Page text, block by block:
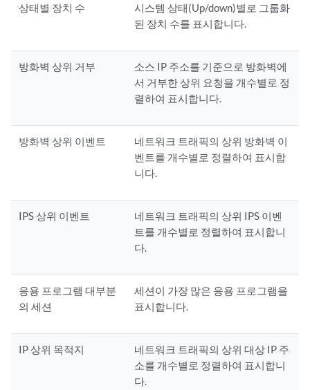
상태별 장치 수
시스템 상태(Up/down)별로 그룹화
된 장치 수를 표시합니다.
방화벽 상위 거부
소스 IP 주소를 기준으로 방화벽에
서 거부한 상위 요청을 개수별로 정
렬하여 표시합니다.
방화벽 상위 이벤트
네트워크 트래픽의 상위 방화벽 이
벤트를 개수별로 정렬하여 표시합
니다.
IPS 상위 이벤트
네트워크 트래픽의 상위 IPS 이벤
트를 개수별로 정렬하여 표시합니
다.
응용 프로그램 대부분
의 세션
세션이 가장 많은 응용 프로그램을
표시합니다.
IP 상위 목적지
네트워크 트래픽의 상위 대상 IP 주
소를 개수별로 정렬하여 표시합니
다.